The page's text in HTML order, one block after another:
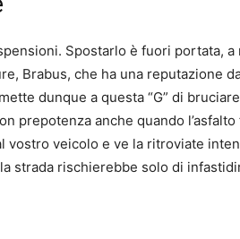
Spostarlo è fuori portata, a
Brabus, che ha una reputazione
dunque a questa “G” di
prepotenza anche quando
vostro veicolo e ve la ritroviate
strada rischierebbe solo di